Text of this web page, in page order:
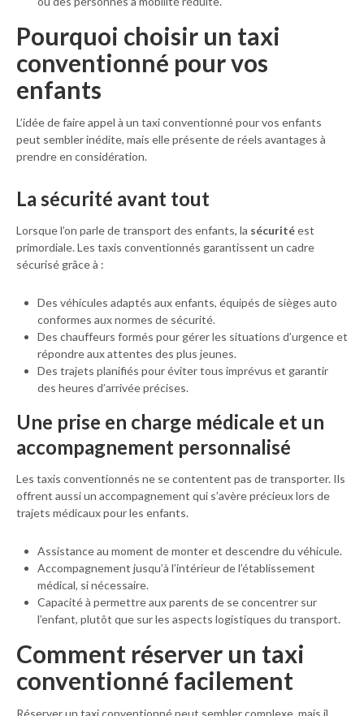
Pourquoi choisir un taxi
conventionné pour vos
enfants
L’idée de faire appel à un taxi conventionné pour vos enfants
peut sembler inédite, mais elle présente de réels avantages à
prendre en considération.
La sécurité avant tout
Lorsque l’on parle de transport des enfants, la sécuritéest
primordiale. Les taxis conventionnés garantissent un cadre
sécurisé grâce à :
Des véhicules adaptés aux enfants, équipés de sièges auto
conformes aux normes de sécurité.
Des chauffeurs formés pour gérer les situations d’urgence et
répondre aux attentes des plus jeunes.
Des trajets planifiés pour éviter tous imprévus et garantir
des heures d’arrivée précises.
Une prise en charge médicale et un
accompagnement personnalisé
Les taxis conventionnés ne se contentent pas de transporter. Ils
offrent aussi un accompagnement qui s’avère précieux lors de
trajets médicaux pour les enfants.
Assistance au moment de monter et descendre du véhicule.
Accompagnement jusqu’à l’intérieur de l’établissement
médical, si nécessaire.
Capacité à permettre aux parents de se concentrer sur
l’enfant, plutôt que sur les aspects logistiques du transport.
Comment réserver un taxi
conventionné facilement
Réserver un taxi conventionné peut sembler complexe, mais il